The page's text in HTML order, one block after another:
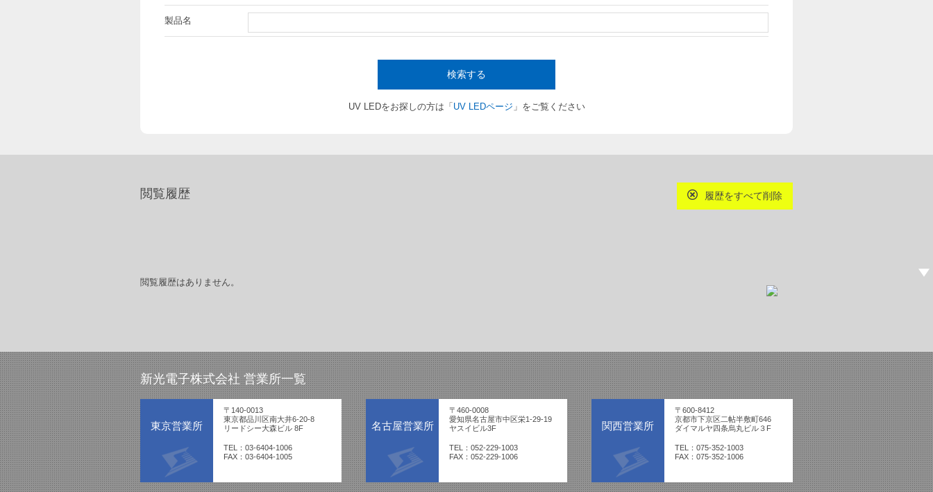
製品名
検索する
UV LEDをお探しの方は「 UV LEDページ 」をご覧ください
閲覧履歴 履歴をすべて削除
閲覧履歴はありません。
新光電子株式会社 営業所一覧
東京営業所
〒140-0013
東京都品川区南大井6-20-8
リードシー大森ビル 8F
TEL：03-6404-1006
FAX：03-6404-1005
名古屋営業所
〒460-0008
愛知県名古屋市中区栄1-29-19
ヤスイビル3F
TEL：052-229-1003
FAX：052-229-1006
関西営業所
〒600-8412
京都市下京区二帖半敷町646
ダイマルヤ四条烏丸ビル３F
TEL：075-352-1003
FAX：075-352-1006